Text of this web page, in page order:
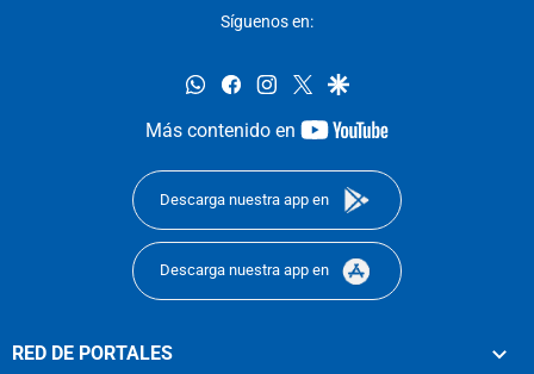
Síguenos en:
whatsappfacebookinstagram
twittergoogle
Más contenido en
youtube-
Descarga nuestra app en
Descarga nuestra app en
RED DE PORTALES